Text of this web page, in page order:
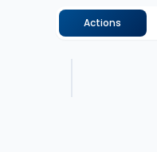
Actions